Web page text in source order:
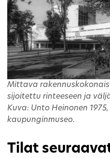
Mittava
sijoitettu rinteeseen ja
Kuva: Unto Heinonen
kaupunginmuseo.
Tilat